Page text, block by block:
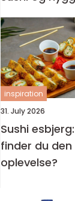
rammer
inspiration
31. July 2026
Sushi
finder du
oplevelse?